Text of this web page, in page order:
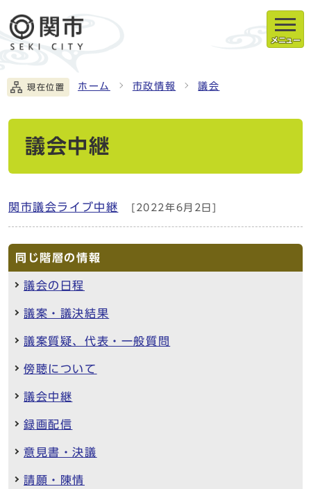
メニュー
現在位置 ホーム 市政情報 議会
議会中継
関市議会ライブ中継 [2022年6月2日]
同じ階層の情報
議会の日程
議案・議決結果
議案質疑、代表・一般質問
傍聴について
議会中継
録画配信
意見書・決議
請願・陳情